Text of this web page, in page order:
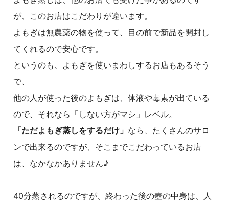
が、このお店はこだわりが違います。
よもぎは無農薬の物を使って、目の前で新品を開封し
てくれるので安心です。
というのも、よもぎを使いまわしするお店もあるそう
で、
他の人が使った後のよもぎは、体液や毒素が出ている
ので、それなら「しない方がマシ」レベル。
「ただよもぎ蒸しをするだけ」 なら、たくさんのサロ
ンで出来るのですが、そこまでこだわっているお店
は、なかなかありません♪
40分蒸されるのですが、終わった後の壺の中身は、人